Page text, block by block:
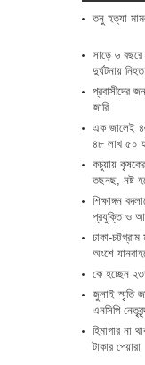
তনু হত্যা
সাড়ে ৬
দুর্ঘটনায়
প্রবাসীদের
জারি
এক জালেই
৪৮ লাখ ৫০
কচুয়ায়
তছনছ, নষ্ট
শিক্ষাঙ্গন
প্রযুক্তি ও
ঢাকা-
অংশে
কে হচ্ছেন
জুলাই স্মৃতি
এনসিপি
হিমাগার না
টাকার পেয়ারা